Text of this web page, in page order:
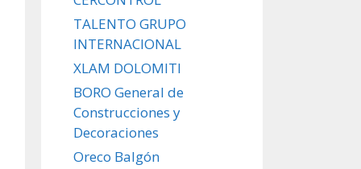
TALENTO GRUPO
INTERNACIONAL
XLAM DOLOMITI
BORO General de
Construcciones y
Decoraciones
Oreco Balgón